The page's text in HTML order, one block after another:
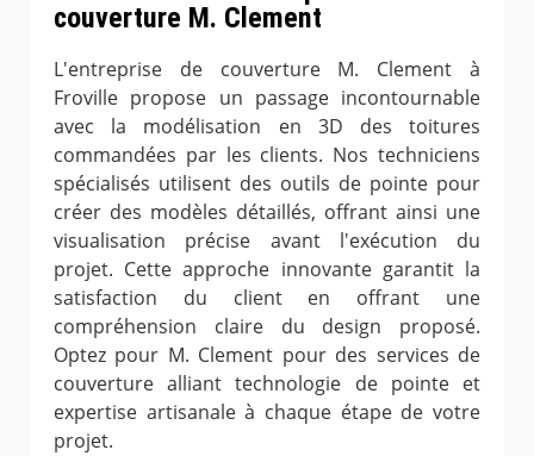
couverture M. Clement
L'entreprise de couverture M. Clement à
Froville propose un passage incontournable
avec la modélisation en 3D des toitures
commandées par les clients. Nos techniciens
spécialisés utilisent des outils de pointe pour
créer des modèles détaillés, offrant ainsi une
visualisation précise avant l'exécution du
projet. Cette approche innovante garantit la
satisfaction du client en offrant une
compréhension claire du design proposé.
Optez pour M. Clement pour des services de
couverture alliant technologie de pointe et
expertise artisanale à chaque étape de votre
projet.